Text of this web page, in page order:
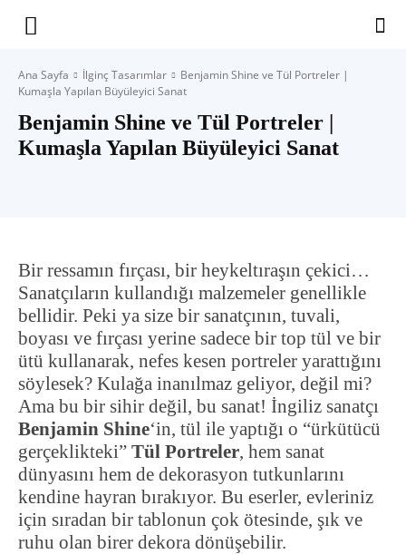
Yaşam
Ana Sayfa İlginç Tasarımlar
Benjamin Shine ve Tül Portreler |
Kumaşla Yapılan Büyüleyici Sanat
Benjamin Shine ve Tül Portreler |
Kumaşla Yapılan Büyüleyici Sanat
Bir ressamın fırçası, bir heykeltıraşın çekici…
Sanatçıların kullandığı malzemeler genellikle
bellidir. Peki ya size bir sanatçının, tuvali,
boyası ve fırçası yerine sadece bir top tül ve bir
ütü kullanarak, nefes kesen portreler yarattığını
söylesek? Kulağa inanılmaz geliyor, değil mi?
Ama bu bir sihir değil, bu sanat! İngiliz sanatçı
Benjamin Shine‘in, tül ile yaptığı o “ürkütücü
gerçeklikteki” Tül Portreler, hem sanat
dünyasını hem de dekorasyon tutkunlarını
kendine hayran bırakıyor. Bu eserler, evleriniz
için sıradan bir tablonun çok ötesinde, şık ve
ruhu olan birer dekora dönüşebilir.